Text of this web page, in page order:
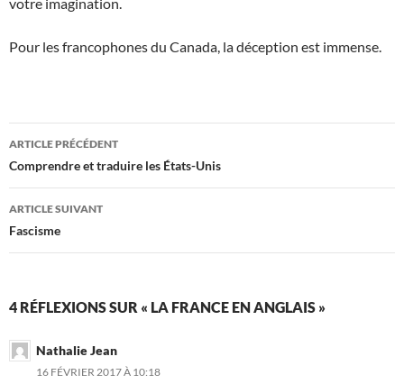
Pour les francophones du Canada, la déception est immense.
Navigation
des
articles
ARTICLE PRÉCÉDENT
Comprendre et traduire les États-Unis
ARTICLE SUIVANT
Fascisme
4 RÉFLEXIONS SUR « LA FRANCE EN ANGLAIS »
Nathalie Jean
16 FÉVRIER 2017 À 10:18